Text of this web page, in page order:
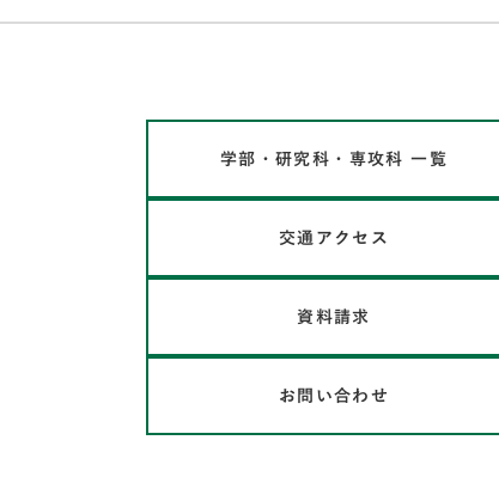
学部・研究科・専攻科 一覧
交通アクセス
資料請求
お問い合わせ